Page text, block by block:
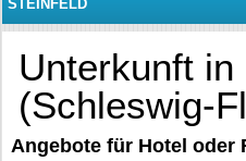
STEINFELD
Unterkunft in
(Schleswig-
Angebote für Hotel oder